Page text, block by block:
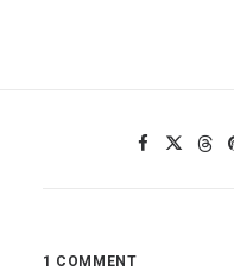
1 COMMENT